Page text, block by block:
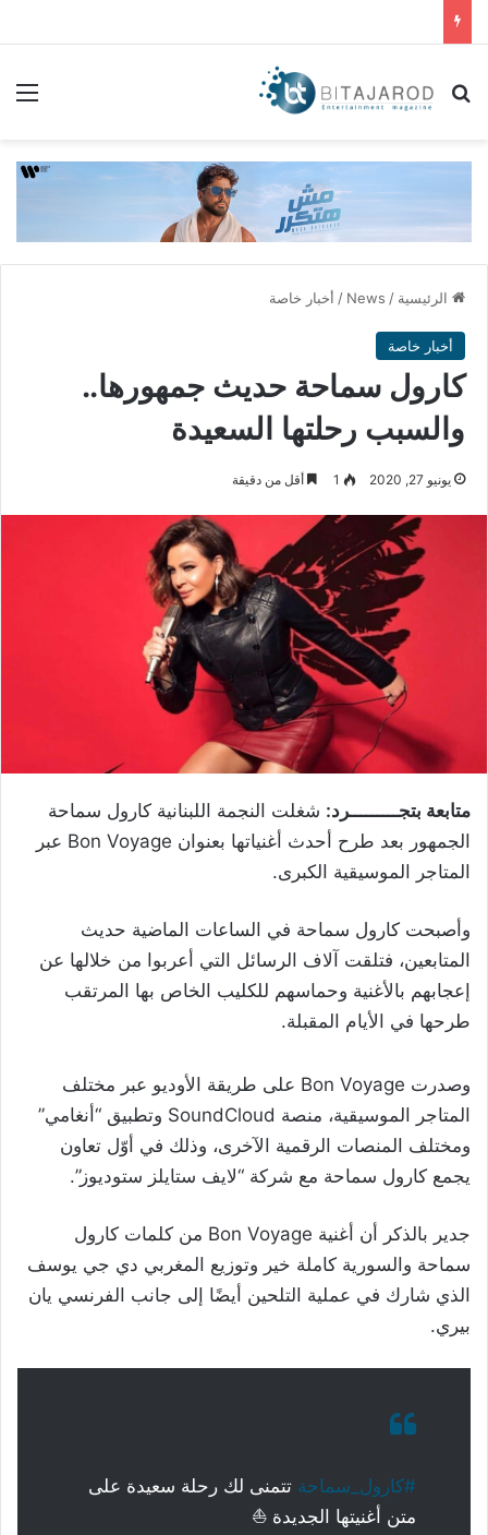
بحث عن
الرئيسية /
News
/ أخبار خاصة
أخبار خاصة
كارول سماحة حديث جمهورها..
والسبب رحلتها السعيدة
يونيو 27, 2020 1 أقل من دقيقة
متابعة بتجـــــــــرد: شغلت النجمة اللبنانية كارول سماحة
الجمهور بعد طرح أحدث أغنياتها بعنوان Bon Voyage عبر
المتاجر الموسيقية الكبرى.
وأصبحت كارول سماحة في الساعات الماضية حديث
المتابعين، فتلقت آلاف الرسائل التي أعربوا من خلالها عن
إعجابهم بالأغنية وحماسهم للكليب الخاص بها المرتقب
طرحها في الأيام المقبلة.
وصدرت Bon Voyage على طريقة الأوديو عبر مختلف
المتاجر الموسيقية، منصة SoundCloud وتطبيق “أنغامي”
ومختلف المنصات الرقمية الآخرى، وذلك في أوّل تعاون
يجمع كارول سماحة مع شركة “لايف ستايلز ستوديوز”.
جدير بالذكر أن أغنية Bon Voyage من كلمات كارول
سماحة والسورية كاملة خير وتوزيع المغربي دي جي يوسف
الذي شارك في عملية التلحين أيضًا إلى جانب الفرنسي يان
بيري.
#كارول_سماحة تتمنى لك رحلة سعيدة على
متن أغنيتها الجديدة ⛵